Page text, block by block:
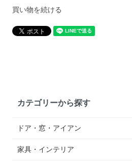
買い物を続ける
カテゴリーから探す
ドア・窓・アイアン
家具・インテリア